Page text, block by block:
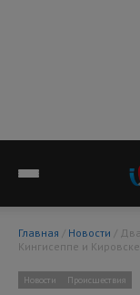
Главная / Новости
Кингисеппе и Кировске
Новости Происшествия